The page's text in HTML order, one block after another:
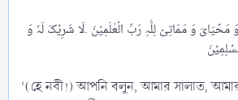
وَ مَمَاتِیۡ لِلّٰہِ رَبِّ الۡعٰلَمِیۡنَ .لَا شَرِیۡکَ لَہٗ وَ
‘(হে নবী!) আপনি বলুন, আমার সালাত,